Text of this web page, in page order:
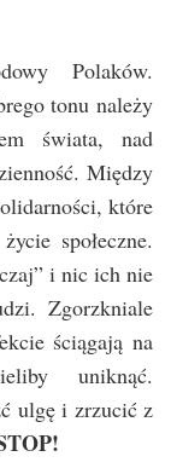
Polaków.
tonu należy
świata, nad
Między
które
społeczne.
i nic ich nie
Zgorzkniale
ściągają na
uniknąć.
ulgę i zrzucić z